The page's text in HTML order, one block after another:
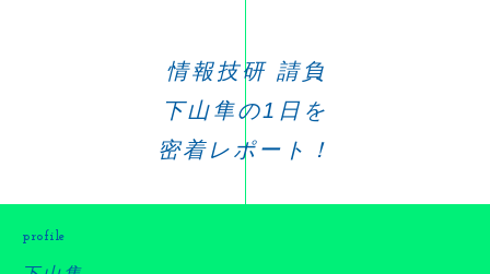
情報技研 請負
下山隼の1日を
密着レポート！
profile